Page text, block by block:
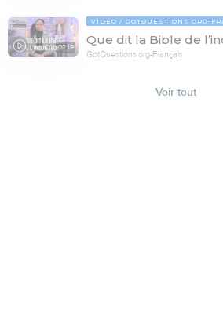
02:19
VIDÉO GOTQUESTIONS.ORG-
Que dit la Bible de
GotQuestions.org-Français
Voir tout